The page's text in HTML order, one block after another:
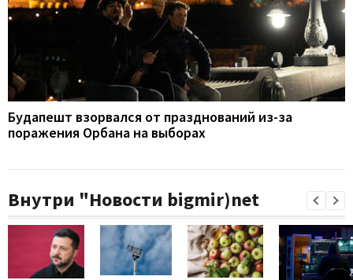
Будапешт взорвался от празднований из-за
поражения Орбана на выборах
Внутри "Новости bigmir)net